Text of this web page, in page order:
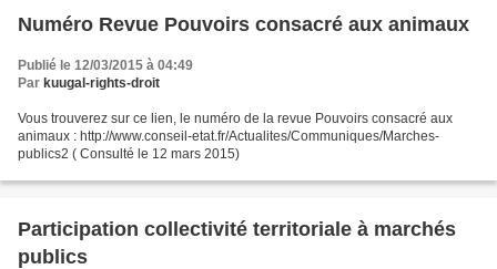
Numéro Revue Pouvoirs consacré aux animaux
Publié le 12/03/2015 à 04:49
Par kuugal-rights-droit
Vous trouverez sur ce lien, le numéro de la revue Pouvoirs consacré aux
animaux : http://www.conseil-etat.fr/Actualites/Communiques/Marches-
publics2 ( Consulté le 12 mars 2015)
Participation collectivité territoriale à marchés
publics